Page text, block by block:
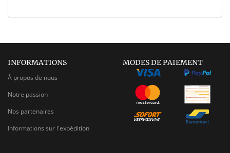
INFORMATIONS
À propos de nous
Notre passion
Nos partenaires
Informations sur l'expédition
MODES DE PAIEMENT